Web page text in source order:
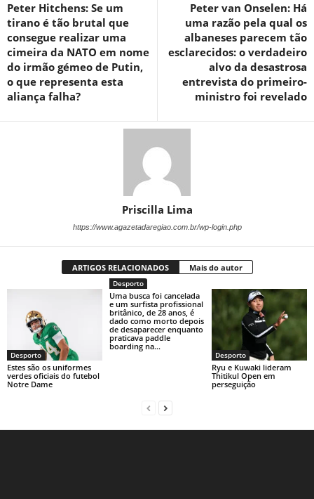
Peter Hitchens: Se um
tirano é tão brutal que
consegue realizar uma
cimeira da NATO em nome
do irmão gémeo de Putin,
o que representa esta
aliança falha?
Peter van Onselen: Há
uma razão pela qual os
albaneses parecem tão
esclarecidos: o verdadeiro
alvo da desastrosa
entrevista do primeiro-
ministro foi revelado
Priscilla Lima
https://www.agazetadaregiao.com.br/wp-login.php
ARTIGOS RELACIONADOS Mais do autor
Desporto
Estes são os uniformes
verdes oficiais do futebol
Notre Dame
Desporto
Uma busca foi cancelada
e um surfista profissional
britânico, de 28 anos, é
dado como morto depois
de desaparecer enquanto
praticava paddle
boarding na...
Desporto
Ryu e Kuwaki lideram
Thitikul Open em
perseguição